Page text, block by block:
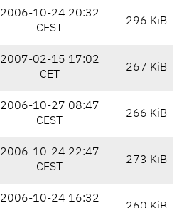
2006-10-24 20:32
CEST
296 KiB
2007-02-15 17:02
CET
267 KiB
2006-10-27 08:47
CEST
266 KiB
2006-10-24 22:47
CEST
273 KiB
2006-10-24 16:32